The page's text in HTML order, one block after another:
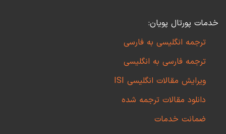
خدمات پورتال پویان:
ترجمه انگلیسی به فارسی
ترجمه فارسی به انگلیسی
ویرایش مقالات انگلیسی ISI
دانلود مقالات ترجمه شده
ضمانت خدمات